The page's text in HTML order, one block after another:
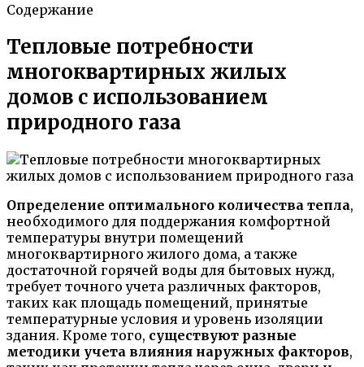
Содержание
Тепловые потребности
многоквартирных жилых
домов с использованием
природного газа
Определение оптимального количества тепла,
необходимого для поддержания комфортной
температуры внутри помещений
многоквартирного жилого дома, а также
достаточной горячей воды для бытовых нужд,
требует точного учета различных факторов,
таких как площадь помещений, принятые
температурные условия и уровень изоляции
здания. Кроме того, существуют разные
методики учета влияния наружных факторов,